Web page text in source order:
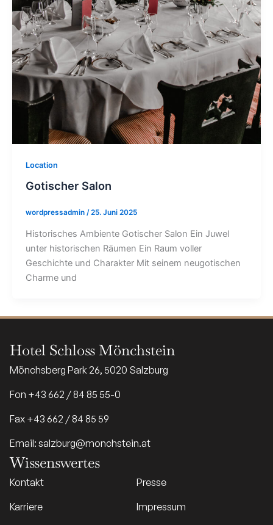
Location
Gotischer Salon
wordpressadmin /25. Juni 2025
Historisches Ambiente Gotischer Salon Ein Juwel
unter historischen Räumen Ein Raum voller
Geschichte und Charakter Mit seinem neugotischen
Charme und
Hotel Schloss Mönchstein
Mönchsberg Park 26, 5020 Salzburg
Fon +43 662 / 84 85 55-0
Fax +43 662 / 84 85 59
Email: salzburg@monchstein.at
Wissenswertes
Kontakt
Presse
Karriere
Impressum